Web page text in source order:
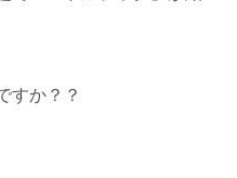
すか？？